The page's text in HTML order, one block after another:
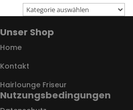
Unser Shop
Home
Kontakt
Hairlounge Friseur
Nutzungsbedingungen